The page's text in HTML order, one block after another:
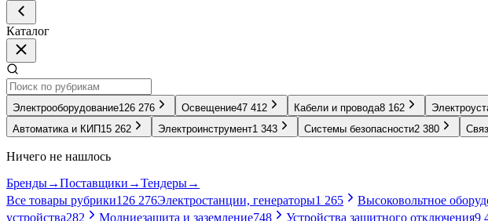
Каталог
Электрооборудование126 276 Освещение47 412 Кабели и провода8 162
Автоматика и КИП 15 262 Электроинструмент1 343 Системы безопасности2 380
Ничего не нашлось
Бренды→Поставщики →Тендеры→
Все товары рубрики126 276Электростанции, генераторы1 265 Высоковольтное
устройства282 Молниезащита и заземление748 Устройства защитного отключения9